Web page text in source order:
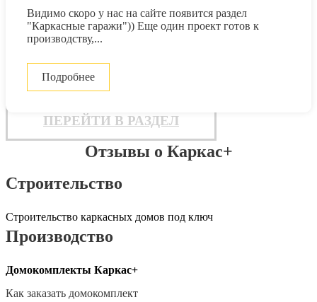
Видимо скоро у нас на сайте появится раздел
"Каркасные гаражи")) Еще один проект готов к
производству,...
Подробнее
ПЕРЕЙТИ В РАЗДЕЛ
Отзывы о Каркас+
Строительство
Строительство каркасных домов под ключ
Производство
Домокомплекты Каркас+
Как заказать домокомплект